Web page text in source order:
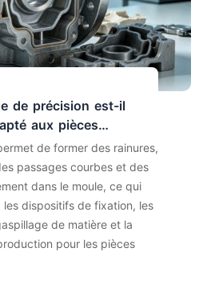
de précision est-il
aux pièces
des trous et des
de former des rainures,
passages courbes et des
dans le moule, ce qui
les dispositifs de fixation, les
de matière et la
pour les pièces